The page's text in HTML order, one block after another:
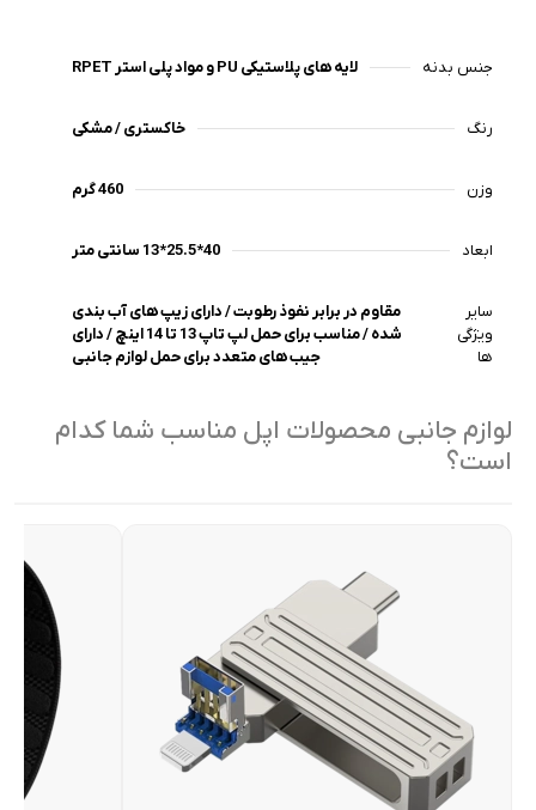
جنس بدنه لایه های پلاستیکی PU و مواد پلی استر RPET
رنگ خاکستری / مشکی
وزن 460 گرم
ابعاد 40*25.5*13 سانتی متر
سایر
ویژگی
ها
مقاوم در برابر نفوذ رطوبت / دارای زیپ های آب بندی
شده / مناسب برای حمل لپ تاپ 13 تا 14 اینچ / دارای
جیب های متعدد برای حمل لوازم جانبی
لوازم جانبی محصولات اپل مناسب شما کدام
است؟